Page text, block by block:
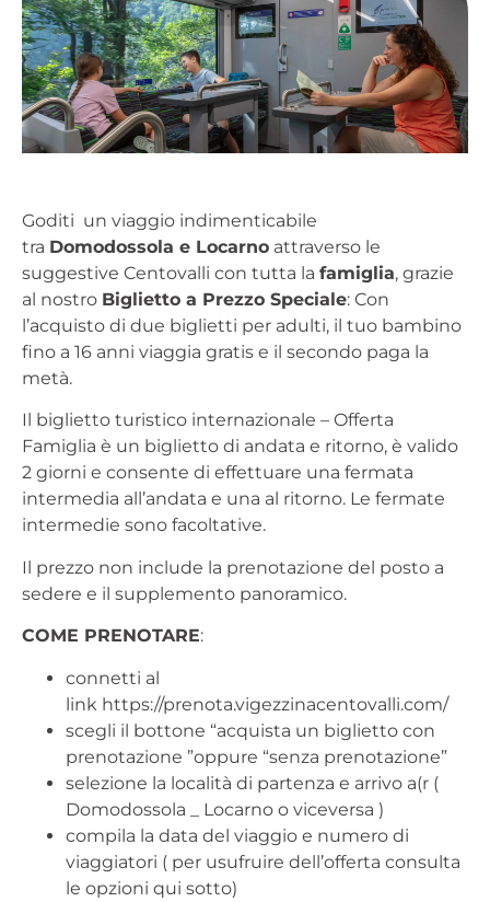
Goditi un viaggio indimenticabile
tra Domodossola e Locarno attraverso le
suggestive Centovalli con tutta la famiglia, grazie
al nostro Biglietto a Prezzo Speciale: Con
l’acquisto di due biglietti per adulti, il tuo bambino
fino a 16 anni viaggia gratis e il secondo paga la
metà.
Il biglietto turistico internazionale – Offerta
Famiglia è un biglietto di andata e ritorno, è valido
2 giorni e consente di effettuare una fermata
intermedia all’andata e una al ritorno. Le fermate
intermedie sono facoltative.
Il prezzo non include la prenotazione del posto a
sedere e il supplemento panoramico.
COME PRENOTARE:
connetti al
link https://prenota.vigezzinacentovalli.com/
scegli il bottone “acquista un biglietto con
prenotazione ”oppure “senza prenotazione”
selezione la località di partenza e arrivo a(r (
Domodossola _ Locarno o viceversa )
compila la data del viaggio e numero di
viaggiatori ( per usufruire dell’offerta consulta
le opzioni qui sotto)